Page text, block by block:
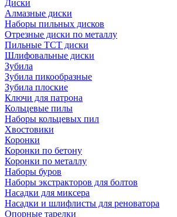
Диски
Алмазные диски
Наборы пильных дисков
Отрезные диски по металлу
Пильные TCT диски
Шлифовальные диски
Зубила
Зубила пикообразные
Зубила плоские
Ключи для патрона
Кольцевые пилы
Наборы кольцевых пил
Хвостовики
Коронки
Коронки по бетону
Коронки по металлу
Наборы буров
Наборы экстракторов для болтов
Насадки для миксера
Насадки и шлифлисты для реноватора
Опорные тарелки